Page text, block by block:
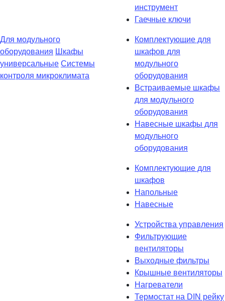
инструмент
Гаечные ключи
Для модульного
оборудования Шкафы
универсальные Системы
контроля микроклимата
Комплектующие для
шкафов для
модульного
оборудования
Встраиваемые шкафы
для модульного
оборудования
Навесные шкафы для
модульного
оборудования
Комплектующие для
шкафов
Напольные
Навесные
Устройства управления
Фильтрующие
вентиляторы
Выходные фильтры
Крышные вентиляторы
Нагреватели
Термостат на DIN рейку